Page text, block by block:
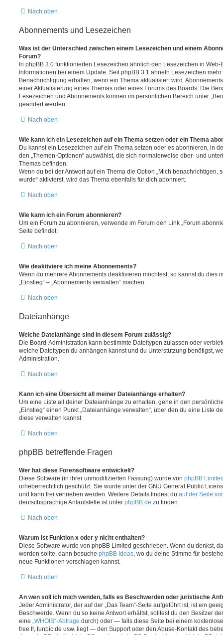
Nach oben
Abonnements und Lesezeichen
Was ist der Unterschied zwischen einem Lesezeichen und einem
Forum?
In phpBB 3.0 funktionierten Lesezeichen ähnlich den Lesezeichen in
Informationen bei einem Update. Seit phpBB 3.1 ähneln Lesezeichen
Benachrichtigung erhalten, wenn ein Thema aktualisiert wird.
einer Aktualisierung eines Themas oder eines Forums des Boards. Die
Lesezeichen und Abonnements können im persönlichen Bereich unter
geändert werden.
Nach oben
Wie kann ich ein Lesezeichen auf ein Thema setzen oder ein Thema
Du kannst ein Lesezeichen auf ein Thema setzen oder es abonnieren, in
den „Themen-Optionen“ auswählst, die sich normalerweise ober- und
Themas befinden.
Wenn du bei der Antwort auf ein Thema die Option „Mich benachrichtigen,
wurde“ aktivierst, wird das Thema ebenfalls für dich abonniert.
Nach oben
Wie kann ich ein Forum abonnieren?
Um ein Forum zu abonnieren, verwende im Forum den Link „Forum
Seite befindet.
Nach oben
Wie deaktiviere ich meine Abonnements?
Wenn du mehrere Abonnements deaktivieren möchtest, so kannst du dies
„Einstieg“ – „Abonnements verwalten“ machen.
Nach oben
Dateianhänge
Welche Dateianhänge sind in diesem Forum zulässig?
Die Board-Administration kann bestimmte Dateitypen zulassen oder
welche Dateitypen du anhängen kannst und du Unterstützung benötigst,
Administration.
Nach oben
Kann ich eine Übersicht all meiner Dateianhänge erhalten?
Um eine Liste all deiner Dateianhänge zu erhalten, gehe in den
„Einstieg“ einen Punkt „Dateianhänge verwalten“, über den du eine Liste
diese verwalten kannst.
Nach oben
phpBB betreffende Fragen
Wer hat diese Forensoftware entwickelt?
Diese Software (in ihrer unmodifizierten Fassung) wurde von phpBB
urheberrechtlich geschützt. Sie wurde unter der GNU General Public
und kann frei vertrieben werden. Weitere Details findest du auf der Seite
deutschsprachige Anlaufstelle ist unter phpBB.de zu finden.
Nach oben
Warum ist Funktion x oder y nicht enthalten?
Diese Software wurde von phpBB Limited geschrieben. Wenn du denkst,
werden sollte, dann besuche phpBB Ideas , wo du deine Stimme für
neue Funktionen vorschlagen kannst.
Nach oben
An wen soll ich mich wenden, falls es Beschwerden oder juristische
Jeder Administrator, der auf der „Das Team“-Seite aufgeführt ist, ist ein
Beschwerde. Wenn du so keine Antwort erhältst, solltest du den Besitzer
eine „WHOIS“-Abfrage durch) oder — falls diese Seite bei einem
free.fr, funpic.de usw. liegt — den Support oder den Abuse-Kontakt des